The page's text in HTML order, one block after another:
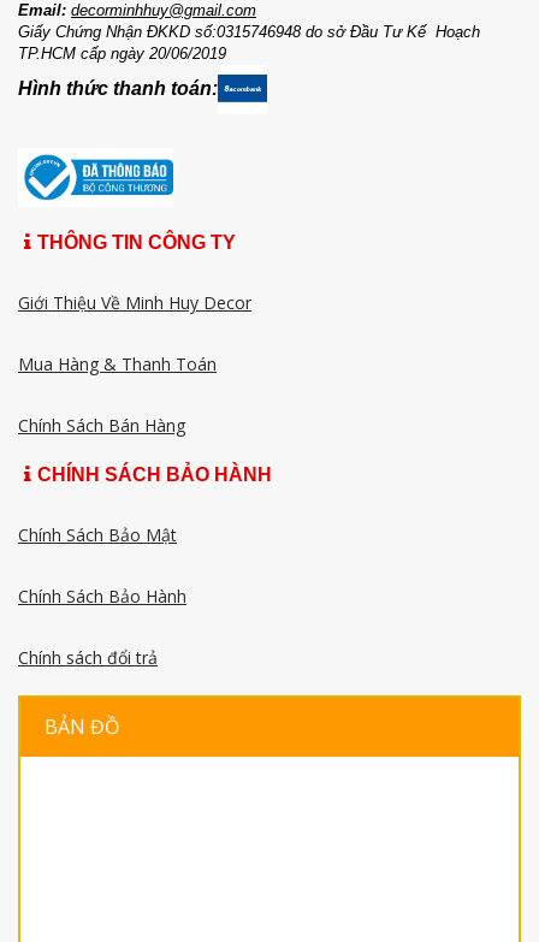
Email: decorminhhuy@gmail.com
Giấy Chứng Nhận ĐKKD số:0315746948 do sở Đầu Tư Kế Hoạch
TP.HCM cấp ngày 20/06/2019
Hình thức thanh toán:
THÔNG TIN CÔNG TY
Giới Thiệu Về Minh Huy Decor
Mua Hàng & Thanh Toán
Chính Sách Bán Hàng
CHÍNH SÁCH BẢO HÀNH
Chính Sách Bảo Mật
Chính Sách Bảo Hành
Chính sách đổi trả
BẢN ĐỒ